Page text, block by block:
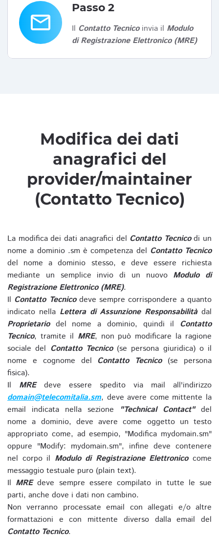
email
Passo 2
Il Contatto Tecnicoinvia il Modulo
di Registrazione Elettronico (MRE)
Modifica dei dati
anagrafici del
provider/maintainer
(Contatto Tecnico)
La modifica dei dati anagrafici del Contatto Tecnicodi un
nome a dominio .sm è competenza del Contatto Tecnico
del nome a dominio stesso, e deve essere richiesta
mediante un semplice invio di un nuovo Modulo di
Registrazione Elettronico (MRE).
Il Contatto Tecnicodeve sempre corrispondere a quanto
indicato nella Lettera di Assunzione Responsabilitàdal
Proprietariodel nome a dominio, quindi il Contatto
Tecnico, tramite il MRE, non può modificare la ragione
sociale del Contatto Tecnico(se persona giuridica) o il
nome e cognome del Contatto Tecnico(se persona
fisica).
Il MREdeve essere spedito via mail all'indirizzo
domain@telecomitalia.sm, deve avere come mittente la
email indicata nella sezione
"Technical Contact"del
nome a dominio, deve avere come oggetto un testo
appropriato come, ad esempio, "Modifica mydomain.sm"
oppure "Modify: mydomain.sm", infine deve contenere
nel corpo il Modulo di Registrazione Elettronicocome
messaggio testuale puro (plain text).
Il MREdeve sempre essere compilato in tutte le sue
parti, anche dove i dati non cambino.
Non verranno processate email con allegati e/o altre
formattazioni e con mittente diverso dalla email del
Contatto Tecnico.